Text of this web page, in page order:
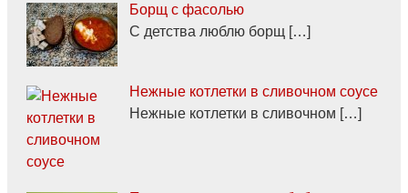
Борщ с фасолью
С детства люблю борщ […]
Нежные котлетки в сливочном соусе
Нежные котлетки в сливочном […]